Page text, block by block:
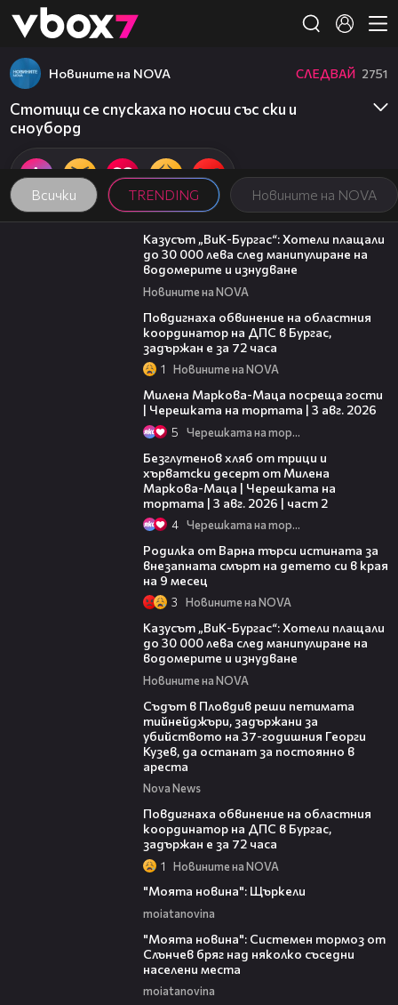
👾
Всички TRENDING Новините на NOVA
Новините на NOVA СЛЕДВАЙ 2751
Стотици се спускаха по носии със ски и
сноуборд
02:21
Казусът „ВиК-Бургас“: Хотели плащали
до 30 000 лева след манипулиране на
водомерите и изнудване
Новините на NOVA
Повдигнаха обвинение на областния
координатор на ДПС в Бургас,
задържан е за 72 часа
1 Новините на NOVA
Милена Маркова-Маца посреща гости
| Черешката на тортата | 3 авг. 2026
5 Черешката на тортата
Безглутенов хляб от трици и
хърватски десерт от Милена
Маркова-Маца | Черешката на
тортата | 3 авг. 2026 | част 2
4 Черешката на тортата
Родилка от Варна търси истината за
внезапната смърт на детето си в края
на 9 месец
3 Новините на NOVA
Казусът „ВиК-Бургас“: Хотели плащали
до 30 000 лева след манипулиране на
водомерите и изнудване
Новините на NOVA
Съдът в Пловдив реши петимата
тийнейджъри, задържани за
убийството на 37-годишния Георги
Кузев, да останат за постоянно в
ареста
Nova News
Повдигнаха обвинение на областния
координатор на ДПС в Бургас,
задържан е за 72 часа
1 Новините на NOVA
"Моята новина": Щъркели
moiatanovina
"Моята новина": Системен тормоз от
Слънчев бряг над няколко съседни
населени места
moiatanovina